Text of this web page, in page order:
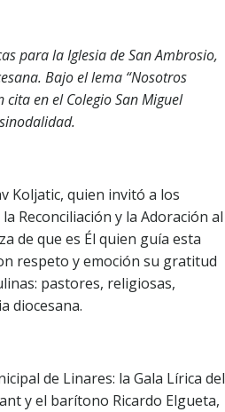
para la Iglesia de San Ambrosio,
Bajo el lema “Nosotros
en el Colegio San Miguel
Koljatic, quien invitó a los
Reconciliación y la Adoración al
de que es Él quien guía esta
respeto y emoción su gratitud
pastores, religiosas,
diocesana.
de Linares: la Gala Lírica del
y el barítono Ricardo Elgueta,